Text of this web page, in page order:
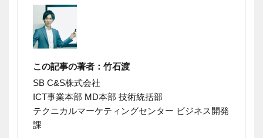
この記事の著者：竹石渡
SB C&S株式会社
ICT事業本部 MD本部 技術統括部
テクニカルマーケティングセンター ビジネス開発
課